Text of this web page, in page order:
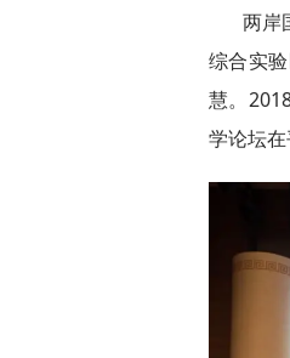
两岸
综合实
慧。
学论坛